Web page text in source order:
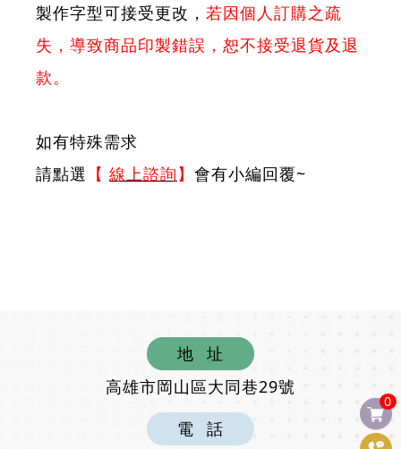
0
製作字型可接受更改， 若因個人訂購之疏
失，導致商品印製錯誤，恕不接受退貨及退
款。
如有特殊需求
請點選 【 線上諮詢】 會有小編回覆~
地
址
高雄市岡山區大同巷29號
電
話